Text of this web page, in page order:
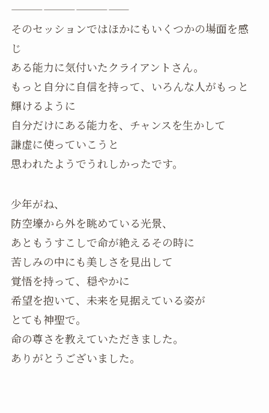
———————————
そのセッションではほかにもいくつかの場面を感
じ
ある能力に気付いたクライアントさん。
もっと自分に自信を持って、いろんな人がもっと
輝けるように
自分だけにある能力を、チャンスを生かして
謙虚に使っていこうと
思われたようでうれしかったです。
少年がね、
防空壕から外を眺めている光景、
あともうすこしで命が絶えるその時に
苦しみの中にも美しさを見出して
覚悟を持って、穏やかに
希望を抱いて、未来を見据えている姿が
とても神聖で。
命の尊さを教えていただきました。
ありがとうございました。